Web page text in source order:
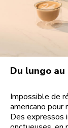
Du lungo
Impossible de
americano pour
Des expressos